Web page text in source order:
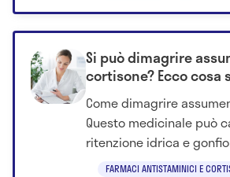
FARMACI ANTISTAMINICI E
Si può dimagrire
cortisone? Ecco cosa
Come dimagrire
Questo medicinale può
ritenzione idrica e
perché accade e quali